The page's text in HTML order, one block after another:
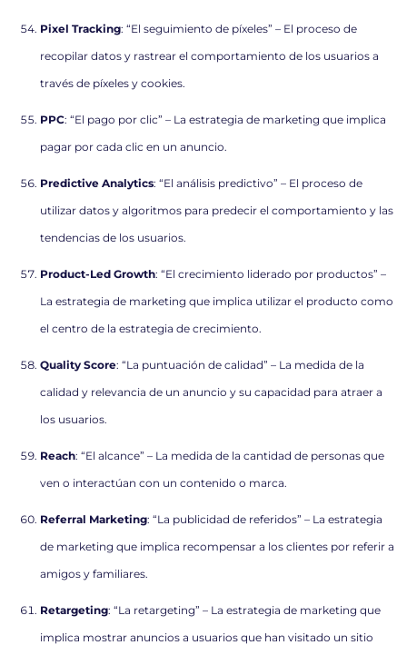
Pixel Tracking: “El seguimiento de píxeles” – El proceso de
recopilar datos y rastrear el comportamiento de los usuarios a
través de píxeles y cookies.
PPC: “El pago por clic” – La estrategia de marketing que implica
pagar por cada clic en un anuncio.
Predictive Analytics: “El análisis predictivo” – El proceso de
utilizar datos y algoritmos para predecir el comportamiento y las
tendencias de los usuarios.
Product-Led Growth: “El crecimiento liderado por productos” –
La estrategia de marketing que implica utilizar el producto como
el centro de la estrategia de crecimiento.
Quality Score: “La puntuación de calidad” – La medida de la
calidad y relevancia de un anuncio y su capacidad para atraer a
los usuarios.
Reach: “El alcance” – La medida de la cantidad de personas que
ven o interactúan con un contenido o marca.
Referral Marketing: “La publicidad de referidos” – La estrategia
de marketing que implica recompensar a los clientes por referir a
amigos y familiares.
Retargeting: “La retargeting” – La estrategia de marketing que
implica mostrar anuncios a usuarios que han visitado un sitio